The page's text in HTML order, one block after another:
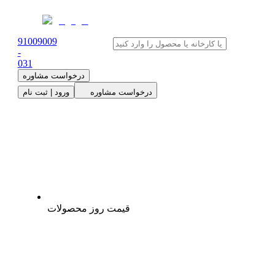
91009009
-
031
درخواست مشاوره
ورود | ثبت نام
درخواست مشاوره
قیمت روز محصولات